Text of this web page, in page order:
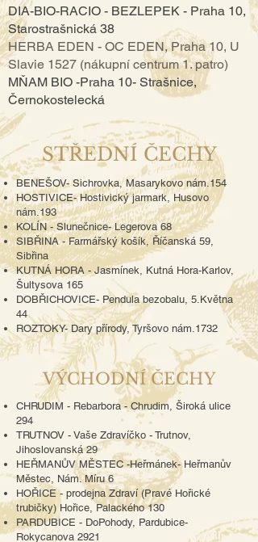
DIA-BIO-RACIO - BEZLEPEK - Praha 10,
Starostrašnická 38
HERBA EDEN - OC EDEN, Praha 10, U
Slavie 1527 (nákupní centrum 1. patro)
MŇAM BIO -Praha 10- Strašnice,
Černokostelecká
STŘEDNÍ ČECHY
BENEŠOV- Sichrovka, Masarykovo nám.154
HOSTIVICE- Hostivický jarmark, Husovo
nám.193
KOLÍN - Slunečnice- Legerova 68
SIBŘINA - Farmářský košík, Říčanská 59,
Sibřina
KUTNÁ HORA - Jasmínek, Kutná Hora-Karlov,
Šultysova 165
DOBŘICHOVICE- Pendula bezobalu, 5.Května
44
ROZTOKY- Dary přírody, Tyršovo nám.1732
VÝCHODNÍ ČECHY
CHRUDIM - Rebarbora - Chrudim, Široká ulice
294
TRUTNOV - Vaše Zdravíčko - Trutnov,
Jihoslovanská 29
HEŘMANŮV MĚSTEC -Heřmánek- Heřmanův
Městec, Nám. Míru 6
HOŘICE - prodejna Zdraví (Pravé Hořické
trubičky) Hořice, Palackého 130
PARDUBICE - DoPohody, Pardubice-
Rokycanova 2921